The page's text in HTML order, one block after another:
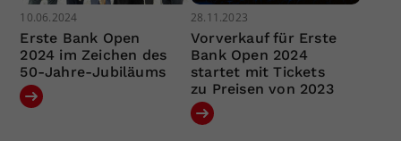
10.06.2024
Erste Bank Open
2024 im Zeichen des
50-Jahre-Jubiläums
28.11.2023
Vorverkauf für Erste
Bank Open 2024
startet mit Tickets
zu Preisen von 2023